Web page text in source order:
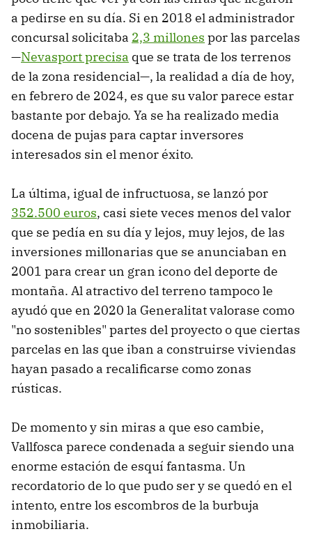
a pedirse en su día. Si en 2018 el administrador
concursal solicitaba 2,3 millones por las parcelas
—Nevasport precisa que se trata de los terrenos
de la zona residencial—, la realidad a día de hoy,
en febrero de 2024, es que su valor parece estar
bastante por debajo. Ya se ha realizado media
docena de pujas para captar inversores
interesados sin el menor éxito.
La última, igual de infructuosa, se lanzó por
352.500 euros, casi siete veces menos del valor
que se pedía en su día y lejos, muy lejos, de las
inversiones millonarias que se anunciaban en
2001 para crear un gran icono del deporte de
montaña. Al atractivo del terreno tampoco le
ayudó que en 2020 la Generalitat valorase como
"no sostenibles" partes del proyecto o que ciertas
parcelas en las que iban a construirse viviendas
hayan pasado a recalificarse como zonas
rústicas.
De momento y sin miras a que eso cambie,
Vallfosca parece condenada a seguir siendo una
enorme estación de esquí fantasma. Un
recordatorio de lo que pudo ser y se quedó en el
intento, entre los escombros de la burbuja
inmobiliaria.